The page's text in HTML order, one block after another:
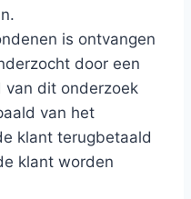
is ontvangen
door een
van dit onderzoek
van het
klant terugbetaald
klant worden